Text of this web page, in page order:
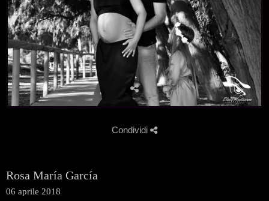
Condividi
Rosa María García
06 aprile 2018